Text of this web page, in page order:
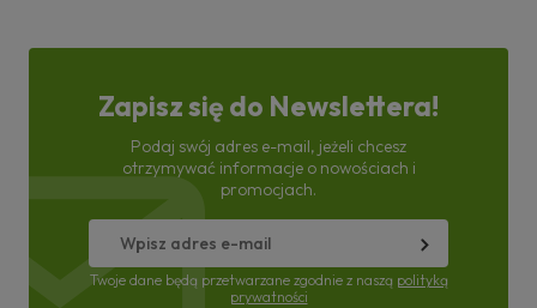
Zapisz się do Newslettera!
Podaj swój adres e-mail, jeżeli chcesz
otrzymywać informacje o nowościach i
promocjach.
Twoje dane będą przetwarzane zgodnie z naszą polityką
prywatności